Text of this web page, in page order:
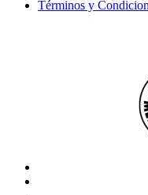
Términos y